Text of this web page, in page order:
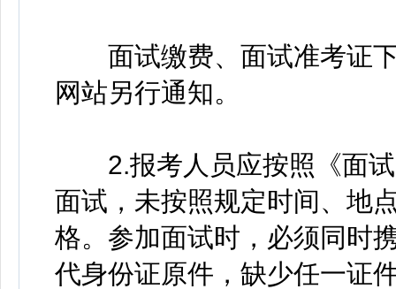
面试缴费、面试准考证下
网站另行通知。
2.报考人员应按照《面试
面试，未按照规定时间、地
格。参加面试时，必须同时
代身份证原件，缺少任一证